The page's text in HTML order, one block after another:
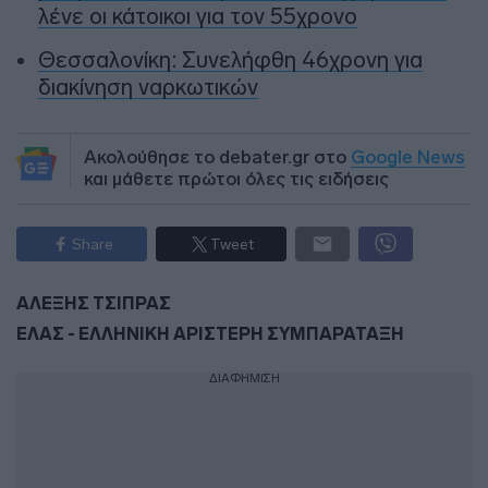
λένε οι κάτοικοι για τον 55χρονο
Θεσσαλονίκη: Συνελήφθη 46χρονη για
διακίνηση ναρκωτικών
Ακολούθησε το debater.gr στο Google News
και μάθετε πρώτοι όλες τις ειδήσεις
Share Tweet
ΑΛΕΞΗΣ ΤΣΙΠΡΑΣ
ΕΛΑΣ - ΕΛΛΗΝΙΚΗ ΑΡΙΣΤΕΡΗ ΣΥΜΠΑΡΑΤΑΞΗ
ΔΙΑΦΗΜΙΣΗ